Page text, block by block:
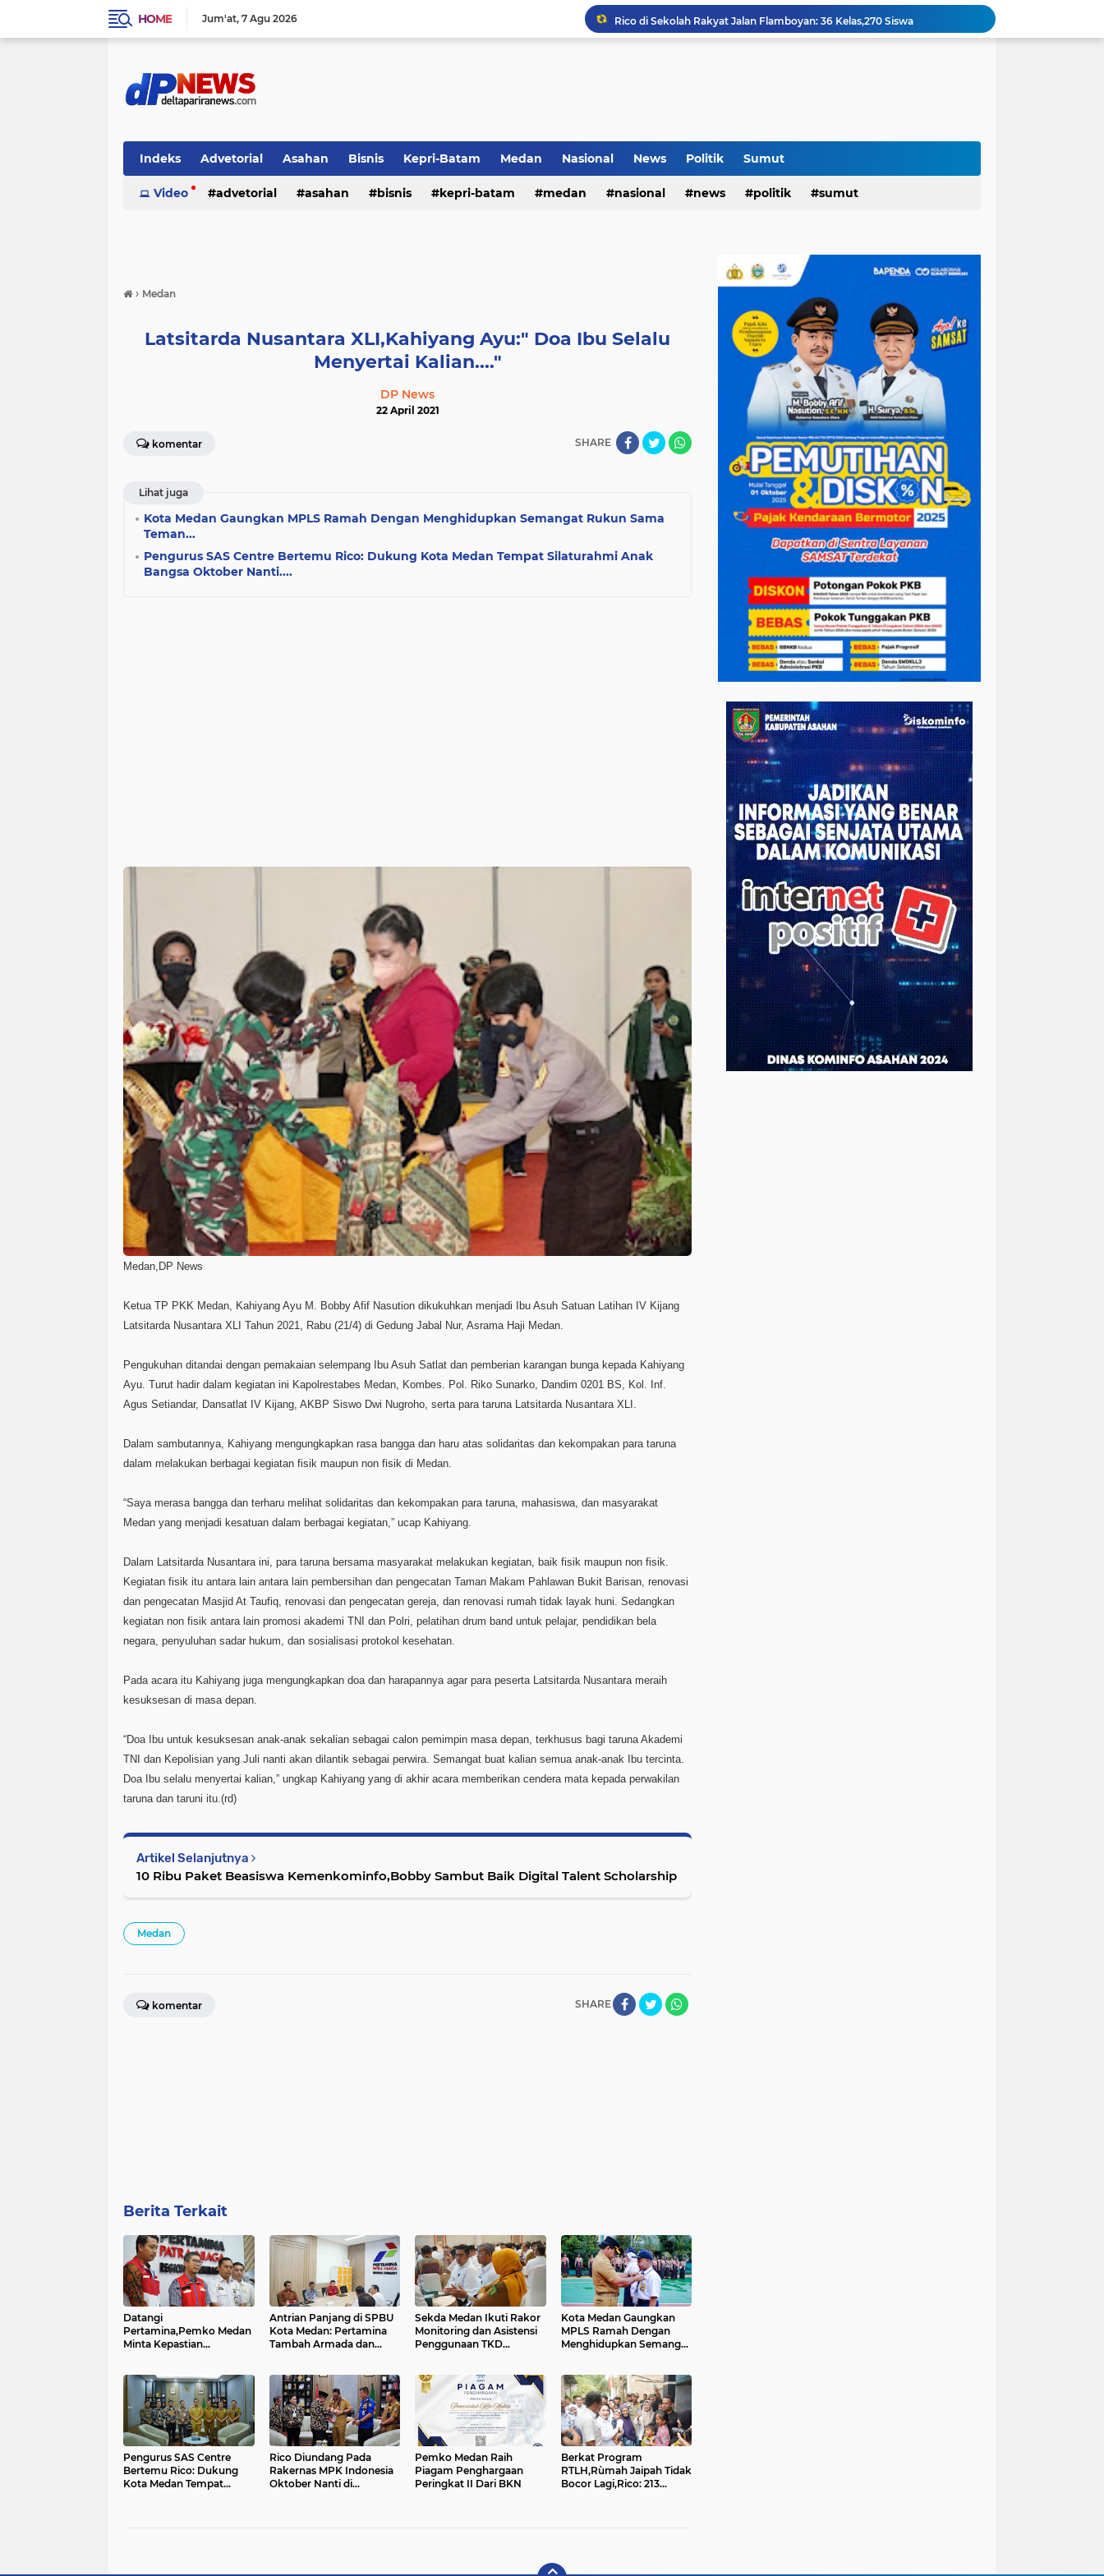
HOME Jum'at 7 Agu 2026
Rico di Sekolah Rakyat Jalan Flamboyan: 36 Kelas,270 Siswa
800 Karateka Forki Bakal Tarung di Open Turnamen Karate Piala Walikota Medan
Terkait Dugaan Pengutipan,Lurah AUR Dinonaktifkan...
Indeks Advetorial Asahan Bisnis Kepri-Batam Medan Nasional News Politik Sumut
Video advetorial asahan bisnis kepri-batam medan nasional news politik sumut
› Medan
Latsitarda Nusantara XLI,Kahiyang Ayu:" Doa Ibu Selalu
Menyertai Kalian...."
DP News
22 April 2021
komentar SHARE
Lihat juga
Kota Medan Gaungkan MPLS Ramah Dengan Menghidupkan Semangat Rukun Sama
Teman...
Pengurus SAS Centre Bertemu Rico: Dukung Kota Medan Tempat Silaturahmi Anak
Bangsa Oktober Nanti....
Medan,DP News
Ketua TP PKK Medan, Kahiyang Ayu M. Bobby Afif Nasution dikukuhkan menjadi Ibu Asuh Satuan Latihan IV Kijang
Latsitarda Nusantara XLI Tahun 2021, Rabu (21/4) di Gedung Jabal Nur, Asrama Haji Medan.
Pengukuhan ditandai dengan pemakaian selempang Ibu Asuh Satlat dan pemberian karangan bunga kepada Kahiyang
Ayu. Turut hadir dalam kegiatan ini Kapolrestabes Medan, Kombes. Pol. Riko Sunarko, Dandim 0201 BS, Kol. Inf.
Agus Setiandar, Dansatlat IV Kijang, AKBP Siswo Dwi Nugroho, serta para taruna Latsitarda Nusantara XLI.
Dalam sambutannya, Kahiyang mengungkapkan rasa bangga dan haru atas solidaritas dan kekompakan para taruna
dalam melakukan berbagai kegiatan fisik maupun non fisik di Medan.
“Saya merasa bangga dan terharu melihat solidaritas dan kekompakan para taruna, mahasiswa, dan masyarakat
Medan yang menjadi kesatuan dalam berbagai kegiatan,” ucap Kahiyang.
Dalam Latsitarda Nusantara ini, para taruna bersama masyarakat melakukan kegiatan, baik fisik maupun non fisik.
Kegiatan fisik itu antara lain antara lain pembersihan dan pengecatan Taman Makam Pahlawan Bukit Barisan, renovasi
dan pengecatan Masjid At Taufiq, renovasi dan pengecatan gereja, dan renovasi rumah tidak layak huni. Sedangkan
kegiatan non fisik antara lain promosi akademi TNI dan Polri, pelatihan drum band untuk pelajar, pendidikan bela
negara, penyuluhan sadar hukum, dan sosialisasi protokol kesehatan.
Pada acara itu Kahiyang juga mengungkapkan doa dan harapannya agar para peserta Latsitarda Nusantara meraih
kesuksesan di masa depan.
“Doa Ibu untuk kesuksesan anak-anak sekalian sebagai calon pemimpin masa depan, terkhusus bagi taruna Akademi
TNI dan Kepolisian yang Juli nanti akan dilantik sebagai perwira. Semangat buat kalian semua anak-anak Ibu tercinta.
Doa Ibu selalu menyertai kalian,” ungkap Kahiyang yang di akhir acara memberikan cendera mata kepada perwakilan
taruna dan taruni itu.(rd)
Artikel Selanjutnya
10 Ribu Paket Beasiswa Kemenkominfo,Bobby Sambut Baik Digital Talent Scholarship
Medan
SHARE
komentar
Berita Terkait
Datangi
Pertamina,Pemko Medan
Minta Kepastian
Antrian Panjang di SPBU
Kota Medan: Pertamina
Tambah Armada dan
Sekda Medan Ikuti Rakor
Monitoring dan Asistensi
Penggunaan TKD
Kota Medan Gaungkan
MPLS Ramah Dengan
Menghidupkan Semangat
Pengurus SAS Centre
Bertemu Rico: Dukung
Kota Medan Tempat
Rico Diundang Pada
Rakernas MPK Indonesia
Oktober Nanti di
Pemko Medan Raih
Piagam Penghargaan
Peringkat II Dari BKN
Berkat Program
RTLH,Rùmah Jaipah Tidak
Bocor Lagi,Rico: 213